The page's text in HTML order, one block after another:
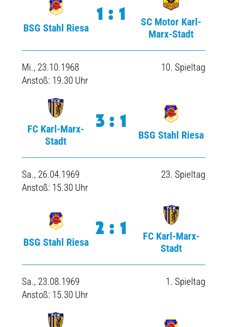
BSG Stahl Riesa
1:1
SC Motor Karl-
Marx-Stadt
Mi., 23.10.1968
Anstoß: 19.30 Uhr
10. Spieltag
FC Karl-Marx-
Stadt
3:1
BSG Stahl Riesa
Sa., 26.04.1969
Anstoß: 15.30 Uhr
23. Spieltag
BSG Stahl Riesa
2:1
FC Karl-Marx-
Stadt
Sa., 23.08.1969
Anstoß: 15.30 Uhr
1. Spieltag